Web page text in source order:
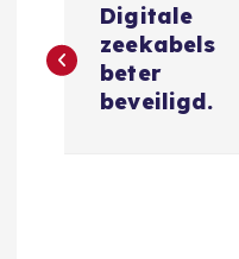
e
Digitale
zeekabels
beter
beveiligd.